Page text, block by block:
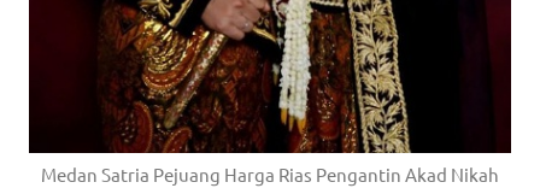
Medan Satria Pejuang Harga Rias Pengantin Akad Nikah